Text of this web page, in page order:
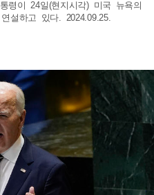
령이 24일(현지시각) 미국 뉴욕의
설하고 있다. 2024.09.25.